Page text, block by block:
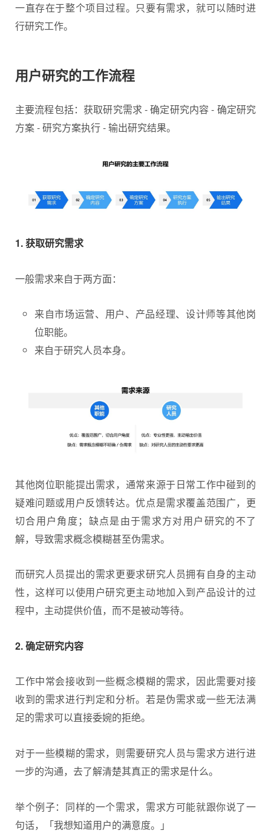
一直存在于整个项目过程。只要有需求，就可以随时进
行研究工作。
用户研究的工作流程
主要流程包括：获取研究需求 - 确定研究内容 - 确定研究
方案 - 研究方案执行 - 输出研究结果。
1. 获取研究需求
一般需求来自于两方面：
来自市场运营、用户、产品经理、设计师等其他岗
位职能。
来自于研究人员本身。
其他岗位职能提出需求，通常来源于日常工作中碰到的
疑难问题或用户反馈转达。优点是需求覆盖范围广，更
切合用户角度；缺点是由于需求方对用户研究的不了
解，导致需求概念模糊甚至伪需求。
而研究人员提出的需求更要求研究人员拥有自身的主动
性，这样可以使用户研究更主动地加入到产品设计的过
程中，主动提供价值，而不是被动等待。
2. 确定研究内容
工作中常会接收到一些概念模糊的需求，因此需要对接
收到的需求进行判定和分析。若是伪需求或一些无法满
足的需求可以直接委婉的拒绝。
对于一些模糊的需求，则需要研究人员与需求方进行进
一步的沟通，去了解清楚其真正的需求是什么。
举个例子：同样的一个需求，需求方可能就跟你说了一
句话，「我想知道用户的满意度。」